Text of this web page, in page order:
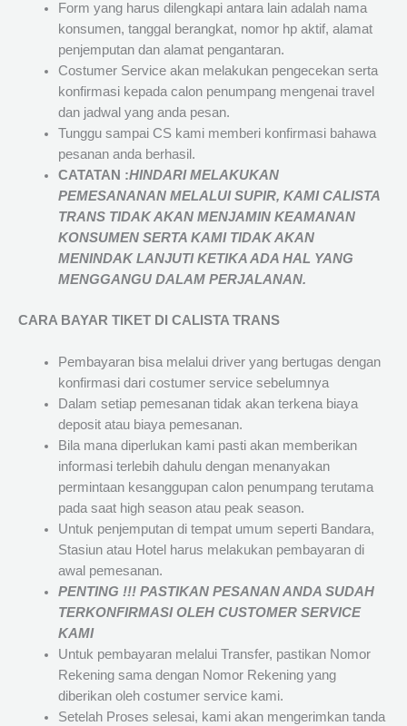
Form yang harus dilengkapi antara lain adalah nama
konsumen, tanggal berangkat, nomor hp aktif, alamat
penjemputan dan alamat pengantaran.
Costumer Service akan melakukan pengecekan serta
konfirmasi kepada calon penumpang mengenai travel
dan jadwal yang anda pesan.
Tunggu sampai CS kami memberi konfirmasi bahawa
pesanan anda berhasil.
CATATAN :HINDARI MELAKUKAN
PEMESANANAN MELALUI SUPIR, KAMICALISTA
TRANSTIDAK AKAN MENJAMINKEAMANAN
KONSUMEN SERTA KAMI TIDAK AKAN
MENINDAK LANJUTI KETIKA ADA HAL YANG
MENGGANGU DALAM PERJALANAN.
CARA BAYAR TIKET DI CALISTA TRANS
Pembayaran bisa melalui driver yang bertugas dengan
konfirmasi dari costumer service sebelumnya
Dalam setiap pemesanan tidak akan terkena biaya
deposit atau biaya pemesanan.
Bila mana diperlukan kami pasti akan memberikan
informasi terlebih dahulu dengan menanyakan
permintaan kesanggupan calon penumpang terutama
pada saat high season atau peak season.
Untuk penjemputan di tempat umum seperti Bandara,
Stasiun atau Hotel harus melakukan pembayaran di
awal pemesanan.
PENTING !!! PASTIKAN PESANAN ANDA SUDAH
TERKONFIRMASI OLEH CUSTOMER SERVICE
KAMI
Untuk pembayaran melalui Transfer, pastikan Nomor
Rekening sama dengan Nomor Rekening yang
diberikan oleh costumer service kami.
Setelah Proses selesai, kami akan mengerimkan tanda